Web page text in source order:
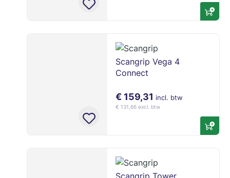
Scangrip Vega 4
Connect
€ 159,31 incl. btw
€ 131,66 excl. btw